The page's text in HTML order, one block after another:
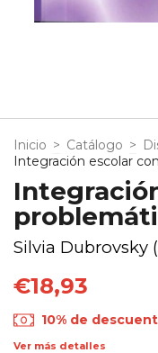
Inicio > Catálogo >
Integración escolar
Silvia Dubrovsky
€18,93
10% de
Ver más detalles